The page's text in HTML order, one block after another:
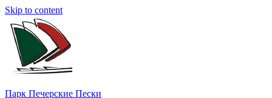
Skip to content
Парк Печерские Пески